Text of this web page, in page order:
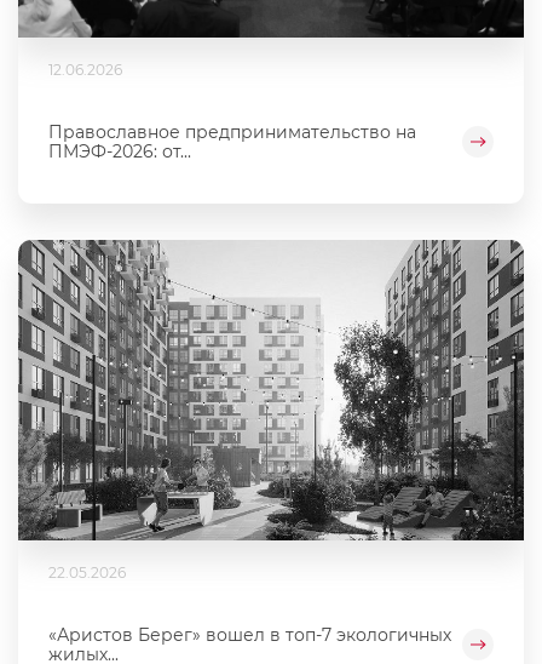
12.06.2026
Православное предпринимательство на
ПМЭФ-2026: от...
22.05.2026
«Аристов Берег» вошел в топ-7 экологичных
жилых...